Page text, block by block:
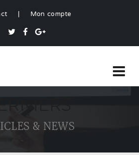
| Mon compte
& NEWS